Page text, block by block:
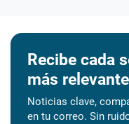
Recibe cada
más
Noticias clave,
en tu correo. Sin